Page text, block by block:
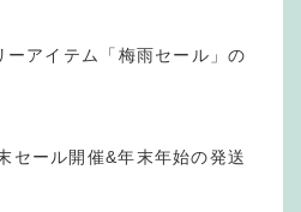
アイテム「梅雨セール」の
セール開催&年末年始の発送